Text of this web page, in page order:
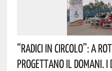
“Radici In Circolo”: A
Progettano Il Domani.